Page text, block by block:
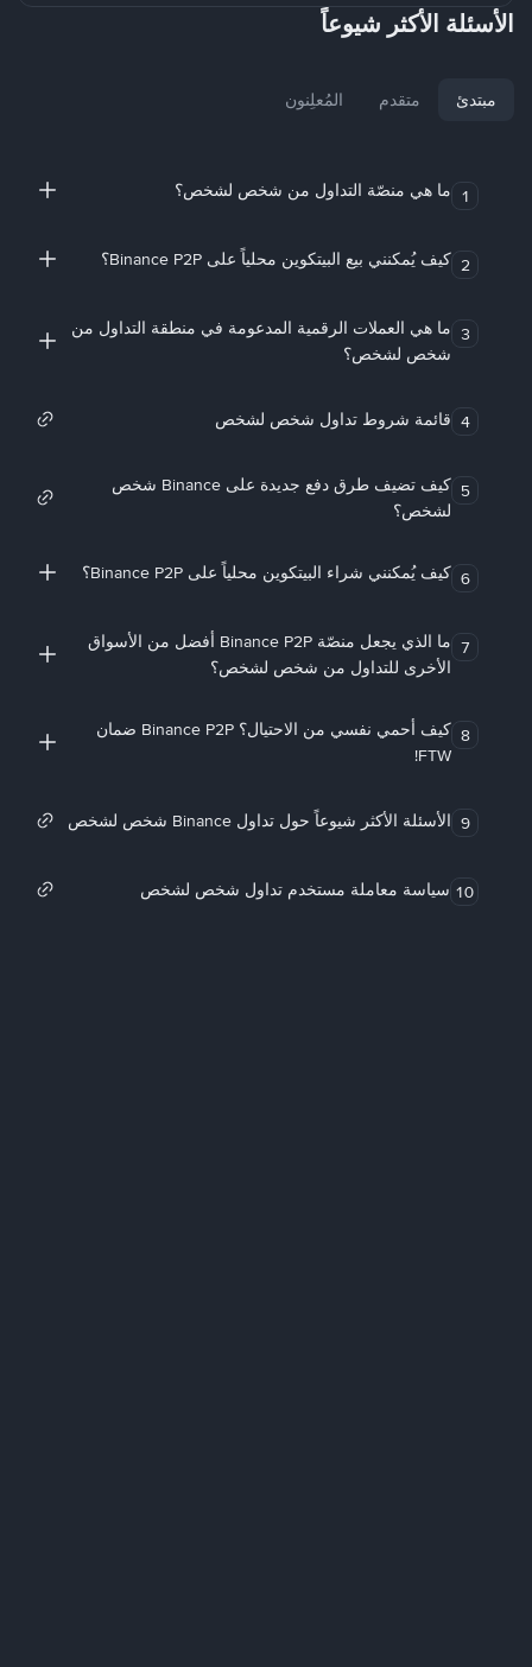
الأسئلة الأكثر شيوعاً
مبتدئ متقدم المُعلِنون
1 ما هي منصّة التداول من شخص لشخص؟
2 كيف يُمكنني بيع البيتكوين محلياً على Binance P2P؟
3 ما هي العملات الرقمية المدعومة في منطقة التداول من
شخص لشخص؟
4 قائمة شروط تداول شخص لشخص
5
كيف تضيف طرق دفع جديدة على Binance شخص
لشخص؟
6 كيف يُمكنني شراء البيتكوين محلياً على Binance P2P؟
7
ما الذي يجعل منصّة Binance P2P أفضل من الأسواق
الأخرى للتداول من شخص لشخص؟
8
كيف أحمي نفسي من الاحتيال؟ Binance P2P ضمان
FTW!
9 الأسئلة الأكثر شيوعاً حول تداول Binance شخص لشخص
10 سياسة معاملة مستخدم تداول شخص لشخص